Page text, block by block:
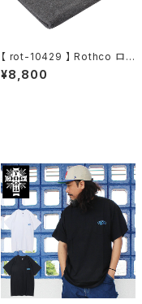
【 rot-10429 】 Rothco ロス
コ Wool Rescue Survival
Blanket レスキュー サバイバ
¥8,800